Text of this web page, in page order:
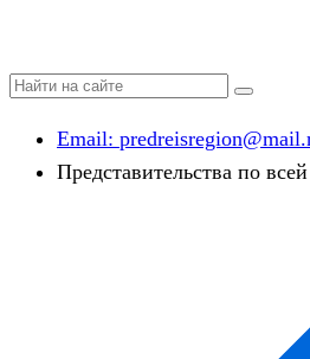
Email:
Представительства по